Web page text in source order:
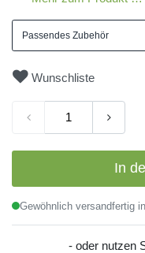
Passendes Zubehör
Wunschliste
In
Gewöhnlich versandfertig
- oder nutzen